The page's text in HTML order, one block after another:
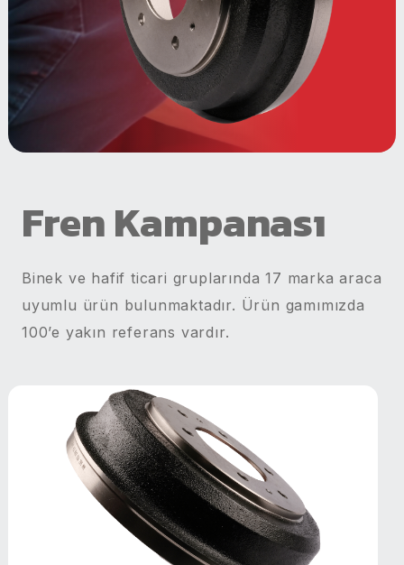
Fren Kampanası
Binek ve hafif ticari gruplarında 17 marka araca
uyumlu ürün bulunmaktadır. Ürün gamımızda
100’e yakın referans vardır.